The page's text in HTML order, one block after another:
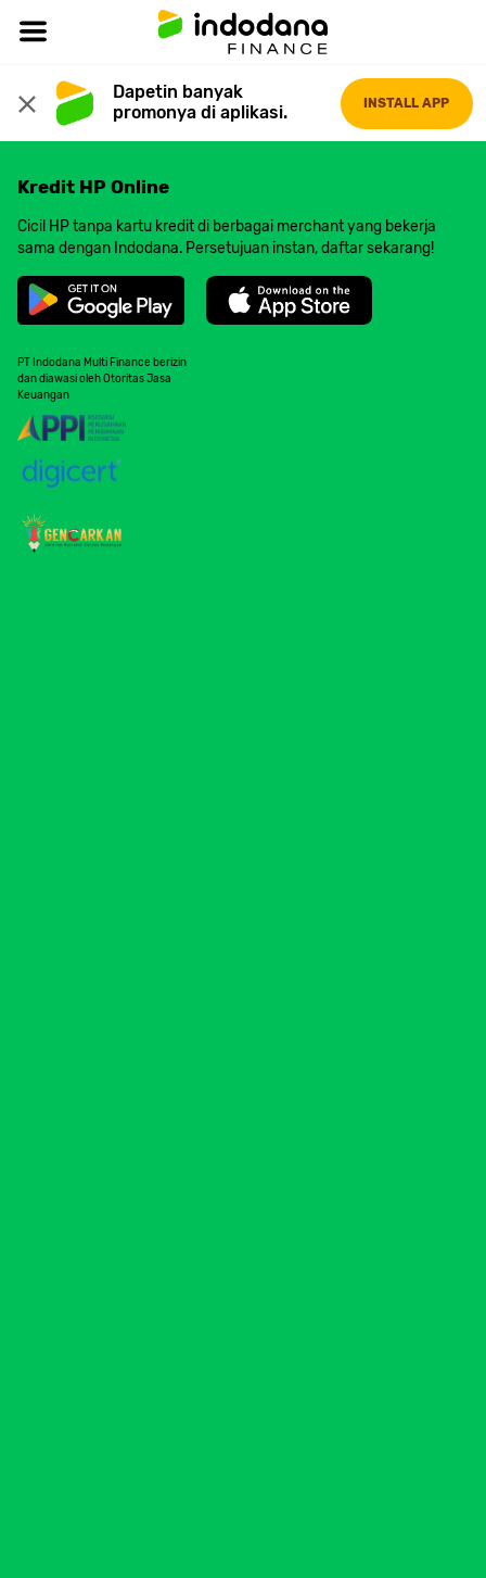
Dapetin banyak
promonya di aplikasi.
INSTALL APP
Kredit HP Online
Cicil HP tanpa kartu kredit di berbagai merchant yang bekerja
sama dengan Indodana. Persetujuan instan, daftar sekarang!
PT Indodana Multi Finance berizin
dan diawasi oleh Otoritas Jasa
Keuangan